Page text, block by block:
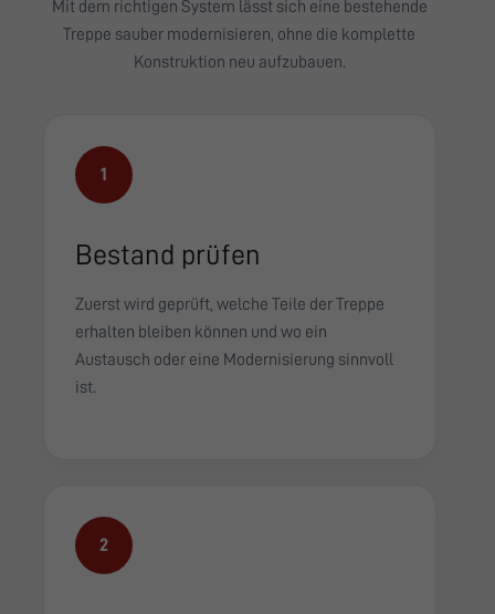
Mit dem richtigen System lässt sich eine bestehende
Treppe sauber modernisieren, ohne die komplette
Konstruktion neu aufzubauen.
1
Bestand prüfen
Zuerst wird geprüft, welche Teile der Treppe
erhalten bleiben können und wo ein
Austausch oder eine Modernisierung sinnvoll
ist.
2